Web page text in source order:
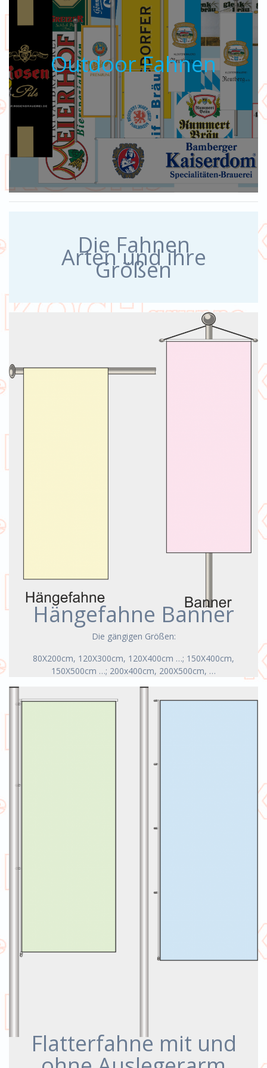
Outdoor Fahnen
Die Fahnen
Arten und ihre
Größen
Hängefahne Banner
Die gängigen Größen:
80X200cm, 120X300cm, 120X400cm …; 150X400cm,
150X500cm …; 200x400cm, 200X500cm, …
Flatterfahne mit und